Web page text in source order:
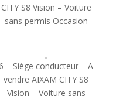
CITY S8 Vision – Voiture
sans permis Occasion
– Siège conducteur – A
vendre AIXAM CITY S8
Vision – Voiture sans